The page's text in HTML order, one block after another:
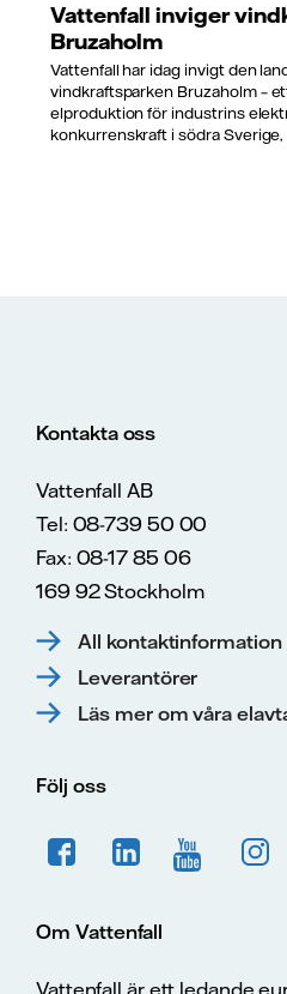
Vattenfall inviger
Bruzaholm
Vattenfall har idag invigt den
vindkraftsparken Bruzaholm –
elproduktion för industrins
konkurrenskraft i södra Sverige,
Kontakta oss
Vattenfall AB
Tel: 08-739 50 00
Fax: 08-17 85 06
169 92 Stockholm
All kontaktinformation
Leverantörer
Läs mer om våra
Följ oss
Om Vattenfall
Vattenfall är ett ledande